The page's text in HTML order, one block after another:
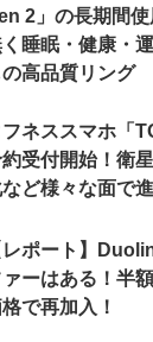
2」の長期間
睡眠・健康・
の高品質リング
ネススマホ「
受付開始！衛
ど様々な面で進
レポート】
ーはある！半
で再加入！